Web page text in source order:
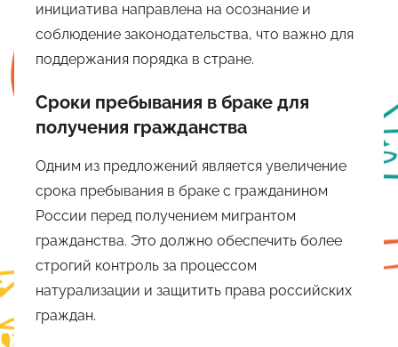
инициатива направлена на осознание и
соблюдение законодательства, что важно для
поддержания порядка в стране.
Сроки пребывания в браке для
получения гражданства
Одним из предложений является увеличение
срока пребывания в браке с гражданином
России перед получением мигрантом
гражданства. Это должно обеспечить более
строгий контроль за процессом
натурализации и защитить права российских
граждан.